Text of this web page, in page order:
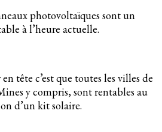
photovoltaïques sont un
à l’heure actuelle.
tête c’est que toutes les villes de
y compris, sont rentables au
d’un kit solaire.